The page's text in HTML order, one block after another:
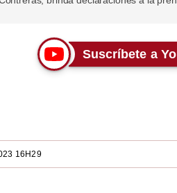
Suscríbete a
16H29